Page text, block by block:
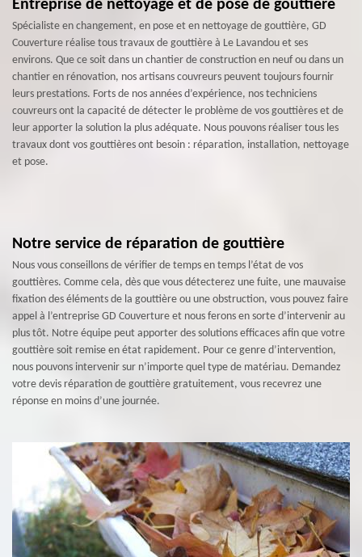
Entreprise de nettoyage et de pose de gouttière
Spécialiste en changement, en pose et en nettoyage de gouttière, GD
Couverture réalise tous travaux de gouttière à Le Lavandou et ses
environs. Que ce soit dans un chantier de construction en neuf ou dans un
chantier en rénovation, nos artisans couvreurs peuvent toujours fournir
leurs prestations. Forts de nos années d’expérience, nos techniciens
couvreurs ont la capacité de détecter le problème de vos gouttières et de
leur apporter la solution la plus adéquate. Nous pouvons réaliser tous les
travaux dont vos gouttières ont besoin : réparation, installation, nettoyage
et pose.
Notre service de réparation de gouttière
Nous vous conseillons de vérifier de temps en temps l’état de vos
gouttières. Comme cela, dès que vous détecterez une fuite, une mauvaise
fixation des éléments de la gouttière ou une obstruction, vous pouvez faire
appel à l’entreprise GD Couverture et nous ferons en sorte d’intervenir au
plus tôt. Notre équipe peut apporter des solutions efficaces afin que votre
gouttière soit remise en état rapidement. Pour ce genre d’intervention,
nous pouvons intervenir sur n’importe quel type de matériau. Demandez
votre devis réparation de gouttière gratuitement, vous recevrez une
réponse en moins d’une journée.